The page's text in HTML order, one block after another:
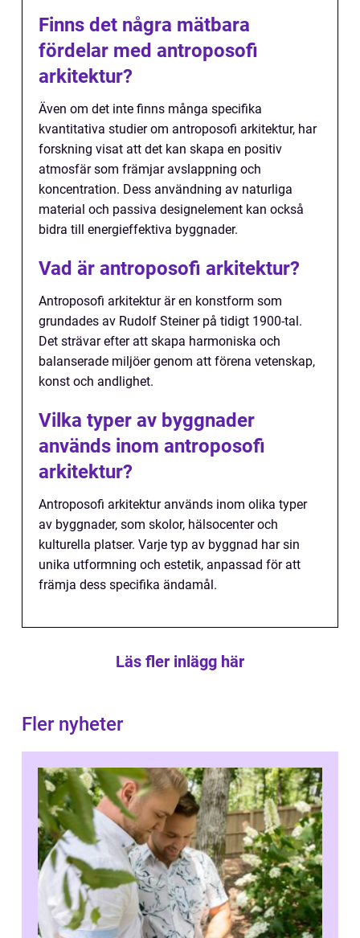
Finns det några mätbara
fördelar med antroposofi
arkitektur?
Även om det inte finns många specifika
kvantitativa studier om antroposofi arkitektur, har
forskning visat att det kan skapa en positiv
atmosfär som främjar avslappning och
koncentration. Dess användning av naturliga
material och passiva designelement kan också
bidra till energieffektiva byggnader.
Vad är antroposofi arkitektur?
Antroposofi arkitektur är en konstform som
grundades av Rudolf Steiner på tidigt 1900-tal.
Det strävar efter att skapa harmoniska och
balanserade miljöer genom att förena vetenskap,
konst och andlighet.
Vilka typer av byggnader
används inom antroposofi
arkitektur?
Antroposofi arkitektur används inom olika typer
av byggnader, som skolor, hälsocenter och
kulturella platser. Varje typ av byggnad har sin
unika utformning och estetik, anpassad för att
främja dess specifika ändamål.
Läs fler inlägg här
Fler nyheter